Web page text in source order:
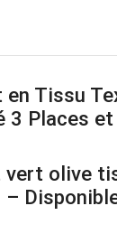
en Tissu
3 Places
vert olive
–